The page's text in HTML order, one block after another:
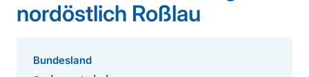
nordöstlich Roßlau
Bundesland